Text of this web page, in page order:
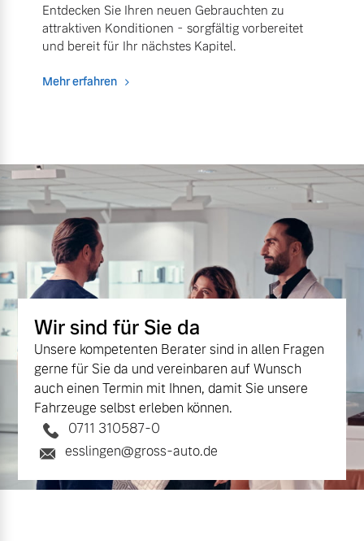
Entdecken Sie Ihren neuen Gebrauchten zu
attraktiven Konditionen - sorgfältig vorbereitet
und bereit für Ihr nächstes Kapitel.
Mehr erfahren
Wir sind für Sie da
Unsere kompetenten Berater sind in allen Fragen
gerne für Sie da und vereinbaren auf Wunsch
auch einen Termin mit Ihnen, damit Sie unsere
Fahrzeuge selbst erleben können.
0711 310587-0
esslingen@gross-auto.de